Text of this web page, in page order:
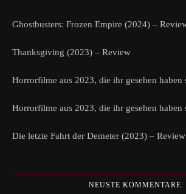
Ghostbusters: Frozen Empire (2024) –
Thanksgiving (2023) – Review
Horrorfilme aus 2023, die ihr gesehen haben
Horrorfilme aus 2023, die ihr gesehen haben
Die letzte Fahrt der Demeter (2023) – Review
NEUSTE KOMMENTARE: